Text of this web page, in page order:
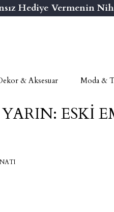
Hediye Vermenin
& Aksesuar Moda &
ESKİ